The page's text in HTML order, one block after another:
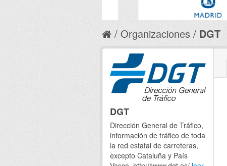
Organizaciones DGT
DGT
Dirección General de Tráfico,
información de tráfico de toda
la red estatal de carreteras,
excepto Cataluña y País